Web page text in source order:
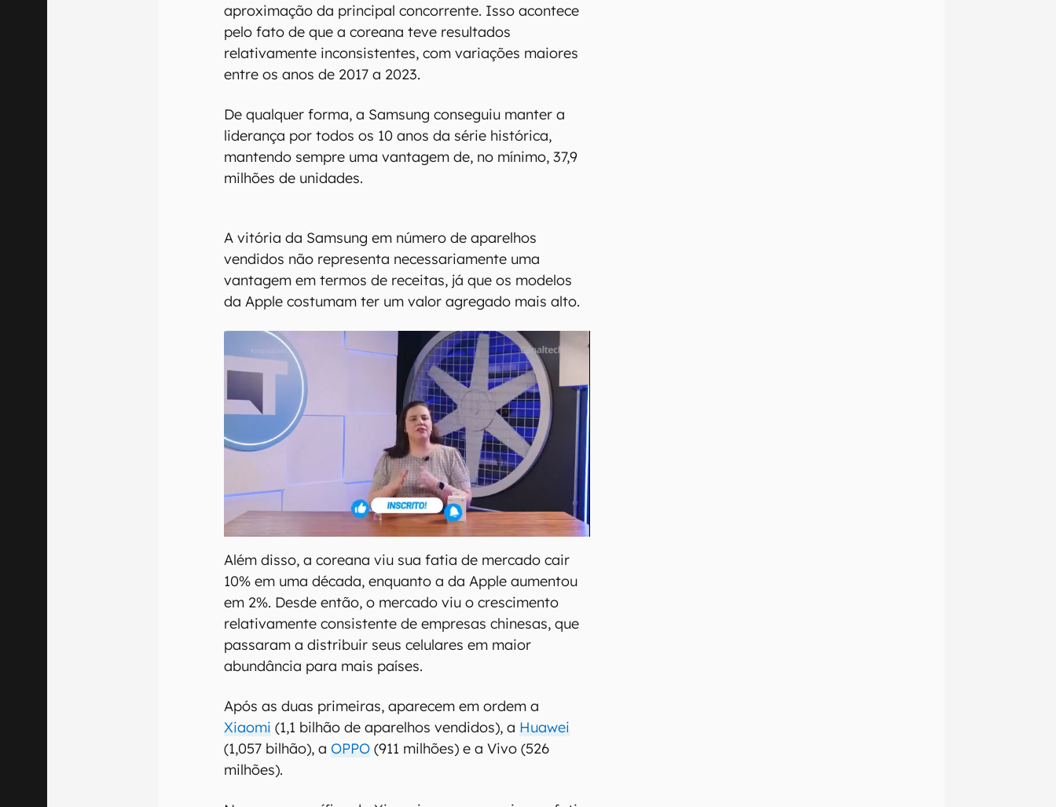
aproximação da principal concorrente. Isso acontece
pelo fato de que a coreana teve resultados
relativamente inconsistentes, com variações maiores
entre os anos de 2017 a 2023.
De qualquer forma, a Samsung conseguiu manter a
liderança por todos os 10 anos da série histórica,
mantendo sempre uma vantagem de, no mínimo, 37,9
milhões de unidades.
A vitória da Samsung em número de aparelhos
vendidos não representa necessariamente uma
vantagem em termos de receitas, já que os modelos
da Apple costumam ter um valor agregado mais alto.
Além disso, a coreana viu sua fatia de mercado cair
10% em uma década, enquanto a da Apple aumentou
em 2%. Desde então, o mercado viu o crescimento
relativamente consistente de empresas chinesas, que
passaram a distribuir seus celulares em maior
abundância para mais países.
Após as duas primeiras, aparecem em ordem a
Xiaomi (1,1 bilhão de aparelhos vendidos), a Huawei
(1,057 bilhão), aOPPO (911 milhões) e a Vivo (526
milhões).